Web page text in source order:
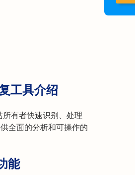
工具介绍
有者快速识别、处理
全面的分析和可操作的
能